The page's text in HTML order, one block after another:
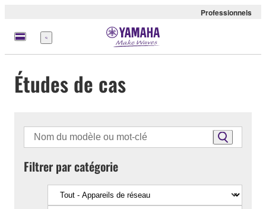
Professionnels
Menu
Études de cas
Filtrer par catégorie